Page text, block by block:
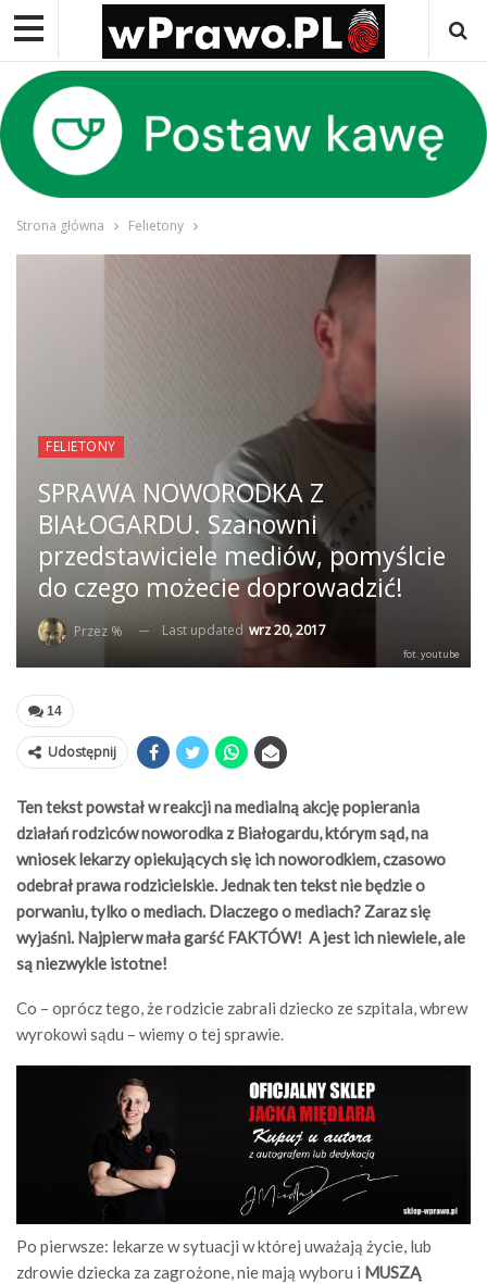
Strona główna Felietony
FELIETONY
SPRAWA NOWORODKA Z
BIAŁOGARDU. Szanowni
przedstawiciele mediów, pomyślcie
do czego możecie doprowadzić!
Przez % Last updated wrz 20, 2017
fot. youtube
14
Udostępnij
Ten tekst powstał w reakcji na medialną akcję popierania
działań rodziców noworodka z Białogardu, którym sąd, na
wniosek lekarzy opiekujących się ich noworodkiem, czasowo
odebrał prawa rodzicielskie. Jednak ten tekst nie będzie o
porwaniu, tylko o mediach. Dlaczego o mediach? Zaraz się
wyjaśni. Najpierw mała garść FAKTÓW! A jest ich niewiele, ale
są niezwykle istotne!
Co – oprócz tego, że rodzicie zabrali dziecko ze szpitala, wbrew
wyrokowi sądu – wiemy o tej sprawie.
Po pierwsze: lekarze w sytuacji w której uważają życie, lub
zdrowie dziecka za zagrożone, nie mają wyboru i MUSZĄ